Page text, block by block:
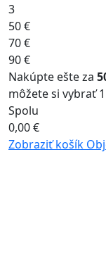
3
50 €
70 €
90 €
Nakúpte ešte za
môžete si vybrať
Spolu
0,00€
Zobraziť košík